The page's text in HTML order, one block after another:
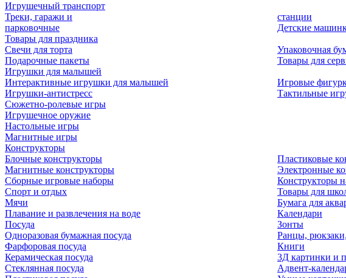
Игрушечный транспорт
Треки, гаражи и
парковочные
станции
Детские
Товары для праздника
Свечи для торта
Подарочные пакеты
Упаковочная
Товары для
Игрушки для малышей
Интерактивные игрушки для малышей
Игрушки-антистресс
Игровые
Тактильные
Сюжетно-ролевые игры
Игрушечное оружие
Настольные игры
Магнитные игры
Конструкторы
Блочные конструкторы
Магнитные конструкторы
Сборные игровые наборы
Пластиковые
Электронные
Конструкторы
Спорт и отдых
Мячи
Плавание и развлечения на воде
Посуда
Одноразовая бумажная посуда
Фарфоровая посуда
Керамическая посуда
Стеклянная посуда
Товары для
Бумага для
Календари
Зонты
Ранцы,
Книги
3Д картинки и
Адвент-